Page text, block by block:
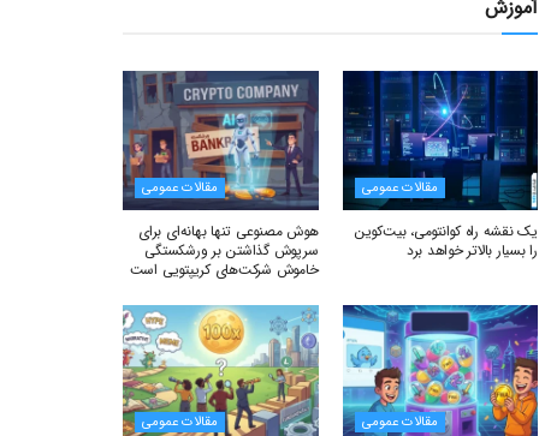
آموزش
مقالات عمومی
یک نقشه راه کوانتومی، بیت‌کوین
را بسیار بالاتر خواهد برد
مقالات عمومی
هوش مصنوعی تنها بهانه‌ای برای
سرپوش گذاشتن بر ورشکستگی
خاموش شرکت‌های کریپتویی است
مقالات عمومی مقالات عمومی